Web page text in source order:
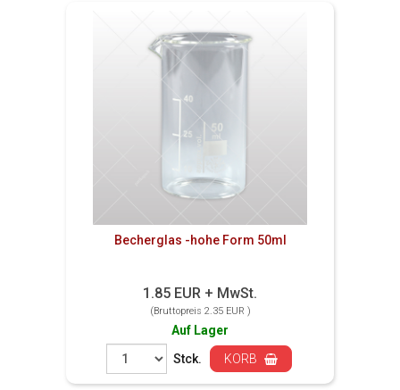
Becherglas -hohe Form 50ml
1.85 EUR + MwSt.
(Bruttopreis 2.35 EUR )
Auf Lager
Stck.
KORB